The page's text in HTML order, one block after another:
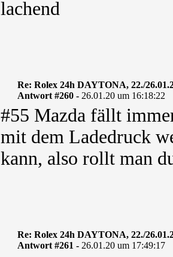
Re: Rolex 24h DAYTONA, 22./
Antwort #260 - 26.01.20 um 16:18:22
#55 Mazda fällt
mit dem Ladedruck
kann, also rollt man
Re: Rolex 24h DAYTONA, 22./
Antwort #261 - 26.01.20 um 17:49:17